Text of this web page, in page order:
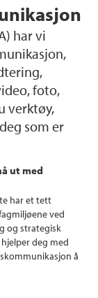
har vi
foto,
verktøy,
som er
ut med
har et tett
ved
og strategisk
deg med
å